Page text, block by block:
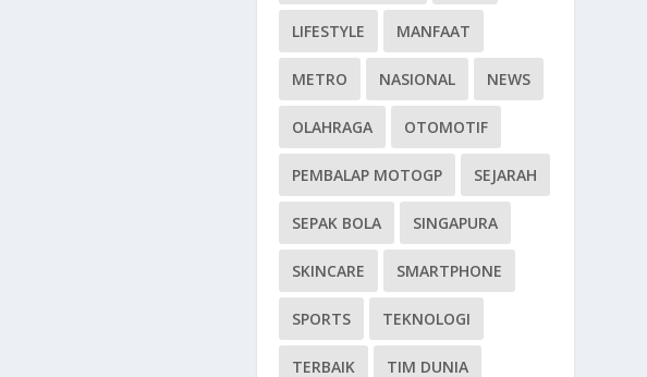
LIFESTYLE MANFAAT
METRO NASIONAL NEWS
OLAHRAGA OTOMOTIF
PEMBALAP MOTOGP SEJARAH
SEPAK BOLA SINGAPURA
SKINCARE SMARTPHONE
SPORTS TEKNOLOGI
TERBAIK TIM DUNIA